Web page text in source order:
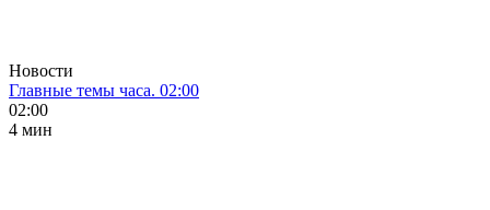
Новости
Главные темы часа. 02:00
02:00
4 мин